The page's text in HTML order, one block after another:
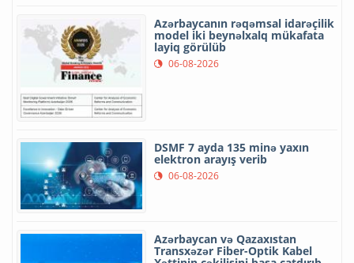
Azərbaycanın rəqəmsal idarəçilik
model iki beynəlxalq mükafata
layiq görülüb
06-08-2026
DSMF 7 ayda 135 minə yaxın
elektron arayış verib
06-08-2026
Azərbaycan və Qazaxıstan
Transxəzər Fiber-Optik Kabel